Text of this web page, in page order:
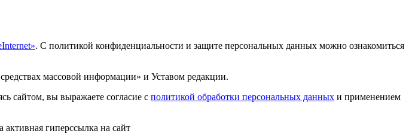
. С политикой конфиденциальности и защите персональных данных можно ознакомиться
массовой информации» и Уставом редакции.
сайтом, вы выражаете согласие с политикой обработки персональных данных и применением
гиперссылка на сайт